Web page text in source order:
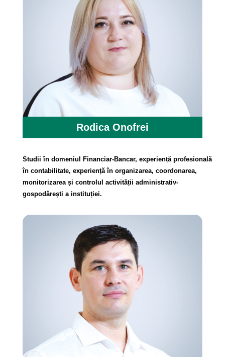
Rodica Onofrei
Studii în domeniul Financiar-Bancar, experiență profesională
în contabilitate, experiență în organizarea, coordonarea,
monitorizarea și controlul activității administrativ-
gospodărești a instituției.